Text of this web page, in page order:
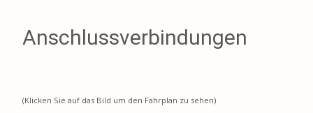
Anschlussverbindungen
(Klicken Sie auf das Bild um den Fahrplan zu sehen)